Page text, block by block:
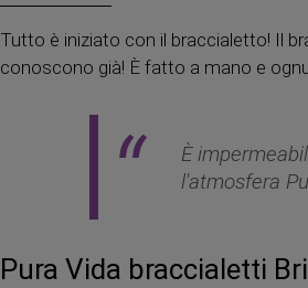
Tutto è iniziato con il braccialetto! Il
conoscono già! È fatto a mano e
È
l'atmosfera
Pura Vida braccialetti